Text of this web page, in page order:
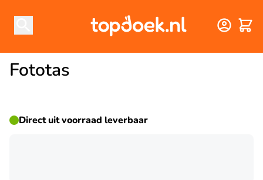
Fototas
Direct uit voorraad leverbaar